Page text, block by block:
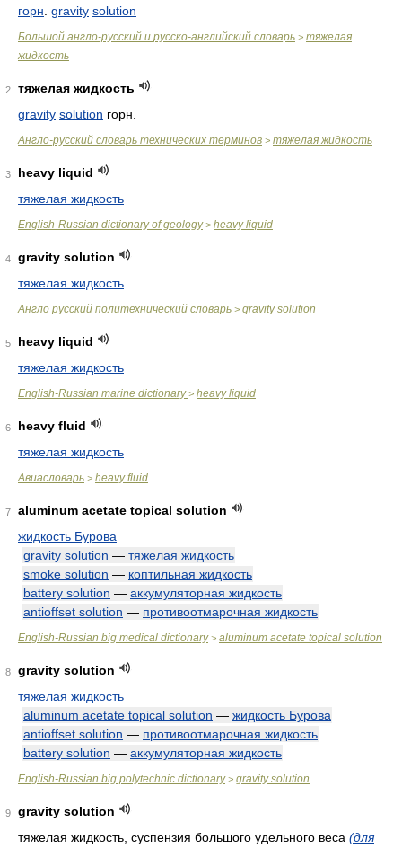
горн gravity solution
Большой англо-русский и русско-английский словарь > тяжелая
жидкость
2
тяжелая жидкость
gravity solution горн.
Англо-русский словарь технических терминов > тяжелая жидкость
3
heavy liquid
тяжелая жидкость
English-Russian dictionary of geology> heavy liquid
4
gravity solution
тяжелая жидкость
Англо русский политехнический словарь > gravity solution
5
heavy liquid
тяжелая жидкость
English-Russian marine dictionary> heavy liquid
6
heavy fluid
тяжелая жидкость
Авиасловарь > heavy fluid
7
aluminum acetate topical solution
жидкость Бурова
gravity solution — тяжелая жидкость
smoke solution — коптильная жидкость
battery solution — аккумуляторная жидкость
antioffset solution — противоотмарочная жидкость
English-Russian big medical dictionary> aluminum acetate topical solution
8
gravity solution
тяжелая жидкость
aluminum acetate topical solution — жидкость Бурова
antioffset solution — противоотмарочная жидкость
battery solution — аккумуляторная жидкость
English-Russian big polytechnic dictionary> gravity solution
9
gravity solution
тяжелая жидкость, суспензия большого удельного веса (для